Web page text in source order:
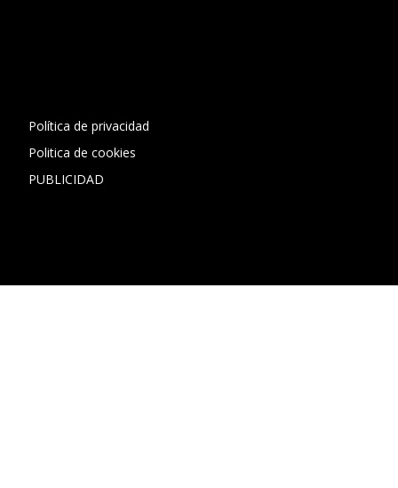
Política de privacidad
Politica de cookies
PUBLICIDAD